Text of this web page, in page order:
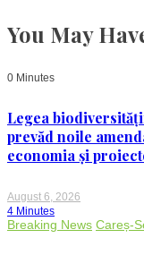
You May
0 Minutes
Legea
prevăd noile
economia și
August 6, 2026
4 Minutes
Breaking News Careș-